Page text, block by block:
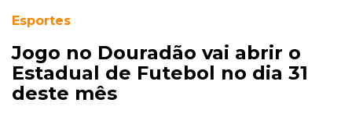
Esportes
Jogo no Douradão vai abrir o
Estadual de Futebol no dia 31
deste mês